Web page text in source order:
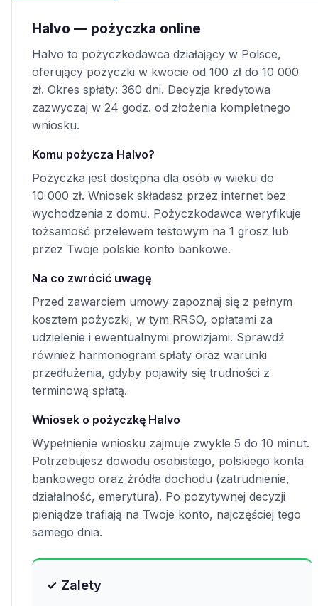
Halvo — pożyczka online
Halvo to pożyczkodawca działający w Polsce,
oferujący pożyczki w kwocie od 100 zł do 10 000
zł. Okres spłaty: 360 dni. Decyzja kredytowa
zazwyczaj w 24 godz. od złożenia kompletnego
wniosku.
Komu pożycza Halvo?
Pożyczka jest dostępna dla osób w wieku do
10 000 zł. Wniosek składasz przez internet bez
wychodzenia z domu. Pożyczkodawca weryfikuje
tożsamość przelewem testowym na 1 grosz lub
przez Twoje polskie konto bankowe.
Na co zwrócić uwagę
Przed zawarciem umowy zapoznaj się z pełnym
kosztem pożyczki, w tym RRSO, opłatami za
udzielenie i ewentualnymi prowizjami. Sprawdź
również harmonogram spłaty oraz warunki
przedłużenia, gdyby pojawiły się trudności z
terminową spłatą.
Wniosek o pożyczkę Halvo
Wypełnienie wniosku zajmuje zwykle 5 do 10 minut.
Potrzebujesz dowodu osobistego, polskiego konta
bankowego oraz źródła dochodu (zatrudnienie,
działalność, emerytura). Po pozytywnej decyzji
pieniądze trafiają na Twoje konto, najczęściej tego
samego dnia.
✓ Zalety